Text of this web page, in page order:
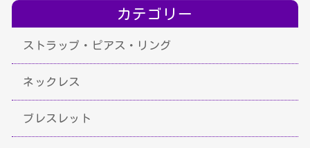
カテゴリー
ストラップ・ピアス・リング
ネックレス
ブレスレット